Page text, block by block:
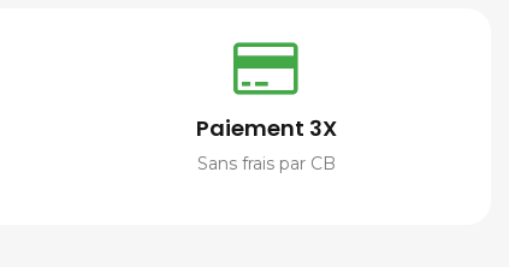
Paiement 3X
Sans frais par CB